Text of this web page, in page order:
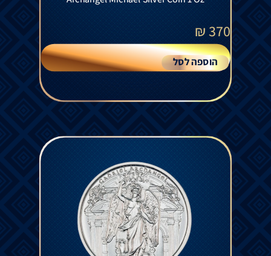
370
₪
הוספה לסל